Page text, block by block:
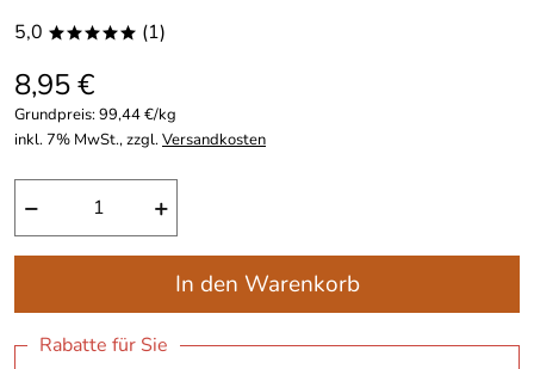
5,0 ***** (1)
8,95 €
Grundpreis:99,44 €/kg
inkl. 7% MwSt., zzgl.Versandkosten
− +
In den Warenkorb
Rabatte für Sie